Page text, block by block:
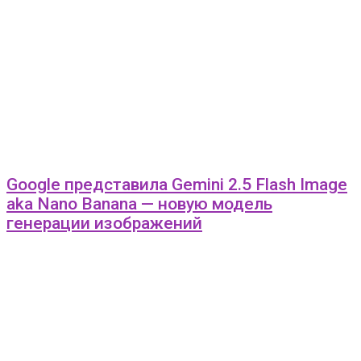
Google представила Gemini 2.5 Flash Image
aka Nano Banana — новую модель
генерации изображений